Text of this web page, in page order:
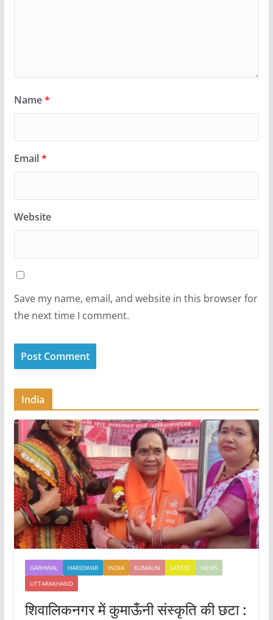
Name*
Email*
Website
Save my name, email, and website in this browser for
the next time I comment.
India
GARHWAL HARIDWAR INDIA KUMAUN LATEST
NEWS
UTTARAKHAND
शिवालिकनगर में कुमाऊँनी संस्कृति की छटा :